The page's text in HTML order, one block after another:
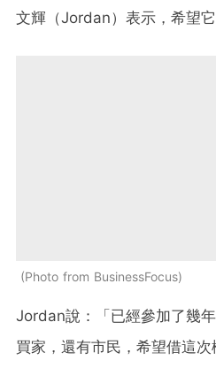
文輝（Jordan）表示，希望它
Photo from BusinessFocus
Jordan說：「已經參加了幾
買家，還有市民，希望借這